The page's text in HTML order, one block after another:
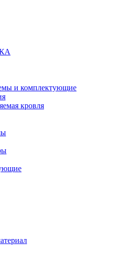
и комплектующие
кровля